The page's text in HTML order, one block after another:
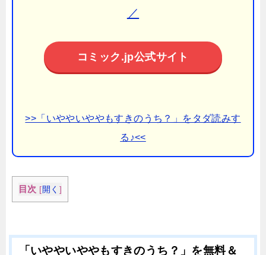
／
コミック.jp公式サイト
>>「いややいややもすきのうち？」をタダ読みす
る♪<<
目次 [開く ]
「いややいややもすきのうち？」を無料＆